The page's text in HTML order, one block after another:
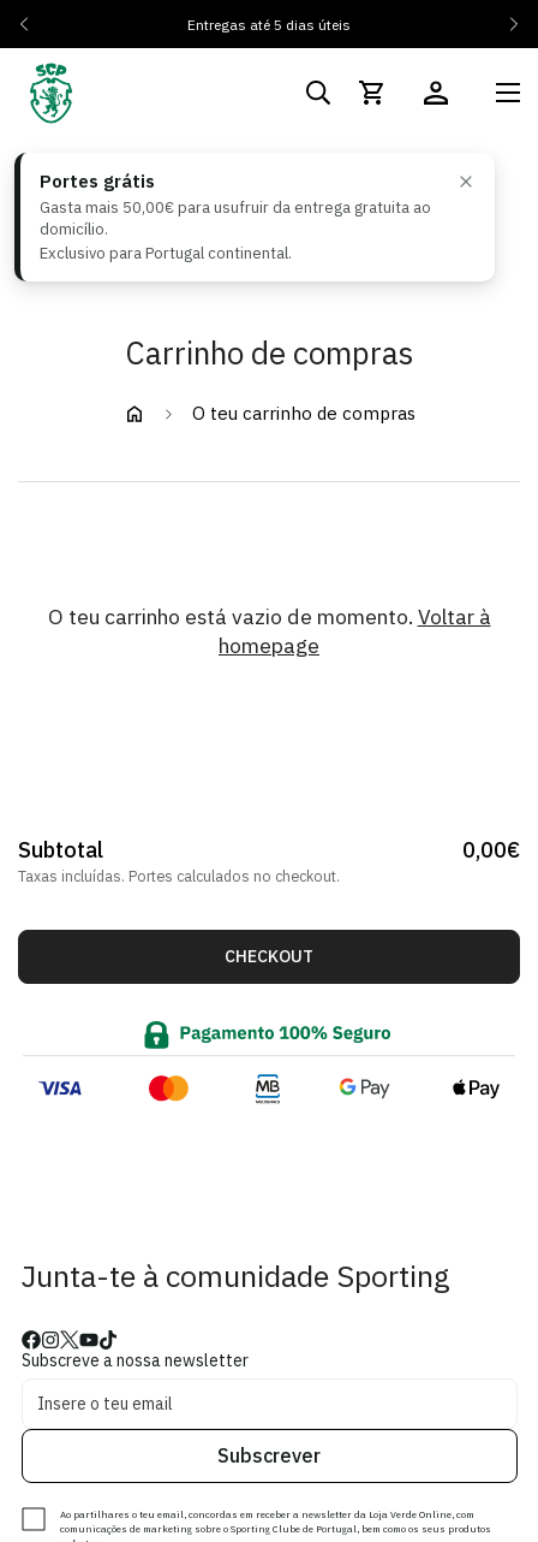
Entregas até 5 dias úteis
Portes grátis
Gasta mais 50,00€ para usufruir da entrega gratuita ao
domicílio.
Exclusivo para Portugal continental.
Carrinho de compras
O teu carrinho de compras
O teu carrinho está vazio de momento. Voltar à
homepage
Subtotal 0,00€
Taxas incluídas. Portes calculados no checkout.
CHECKOUT
Junta-te à comunidade Sporting
Subscreve a nossa newsletter
Subscrever
Ao partilhares o teu email, concordas em receber a newsletter da Loja Verde Online, com
comunicações de marketing sobre o Sporting Clube de Portugal, bem como os seus produtos